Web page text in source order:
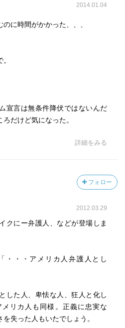
設計だったが今の様にパソコン
技術計算もなにも全部自分の手
遣いは他にも時々見られる。空
もなかった。つまり最近はほと
，ということ。意味は「広く大
ろうなぁとは思ったが。こうや
清朝最後の皇帝にして後の満州
て裁判で証言している事を僕は
非常に興味深く物語の筋にも深
は伏せる。愛新覚羅溥儀は沢山
を始めとして結構沢山読んでい
国の皇帝になる前に清朝の皇帝
ら と読むが僕はあいしんぎょろ
二郎吉親分 の某著書で その読
2014.01.04
に時間がかかった、、、
宣言は無条件降伏ではないんだ
だけど気になった。
詳細をみる
フォロー
2012.03.29
クにー弁護人、などが登場しま
・・・アメリカ人弁護人とし
した人、卑怯な人、狂人と化し
リカ人も同様。正義に忠実な
失った人もいたでしょう。